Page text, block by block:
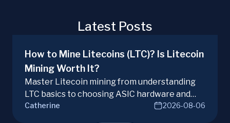
Latest Posts
How to Mine Litecoins (LTC)? Is Litecoin
Mining Worth It?
Master Litecoin mining from understanding
LTC basics to choosing ASIC hardware and
joining mining pools. Optimize your Litecoin
Catherine 2026-08-06